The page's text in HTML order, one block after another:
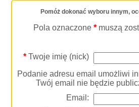
Pomóż dokonać wyboru innym,
Pola oznaczone * muszą
*Twoje imię (nick)
Podanie adresu email umożliwi
Twój email nie będzie
Email: